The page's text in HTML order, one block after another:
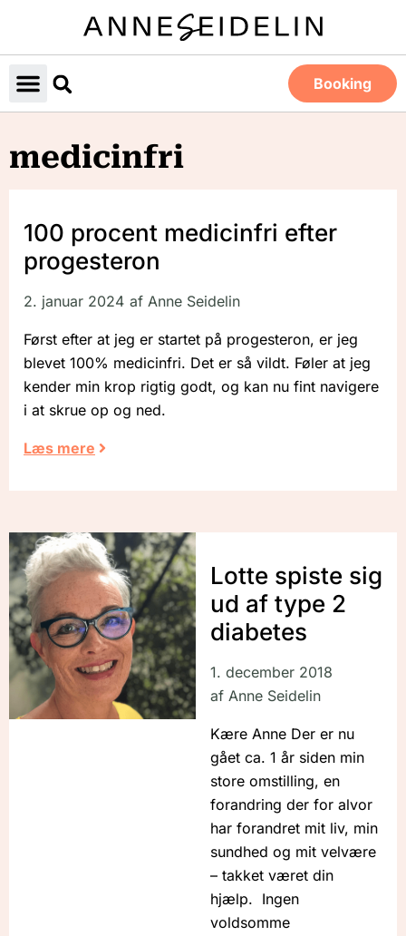
Booking
medicinfri
100 procent medicinfri efter
progesteron
2. januar 2024 af Anne Seidelin
Først efter at jeg er startet på progesteron, er jeg
blevet 100% medicinfri. Det er så vildt. Føler at jeg
kender min krop rigtig godt, og kan nu fint navigere
i at skrue op og ned.
Læs mere
Lotte spiste sig
ud af type 2
diabetes
1. december 2018
afAnne Seidelin
Kære Anne Der er nu
gået ca. 1 år siden min
store omstilling, en
forandring der for alvor
har forandret mit liv, min
sundhed og mit velvære
– takket været din
hjælp. Ingen
voldsomme